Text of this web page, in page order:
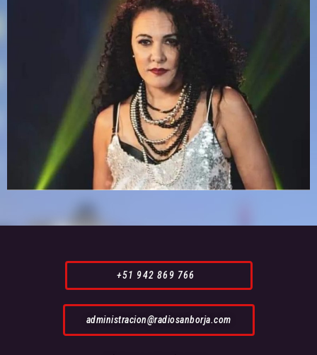
+51 942 869 766
administracion@radiosanborja.com